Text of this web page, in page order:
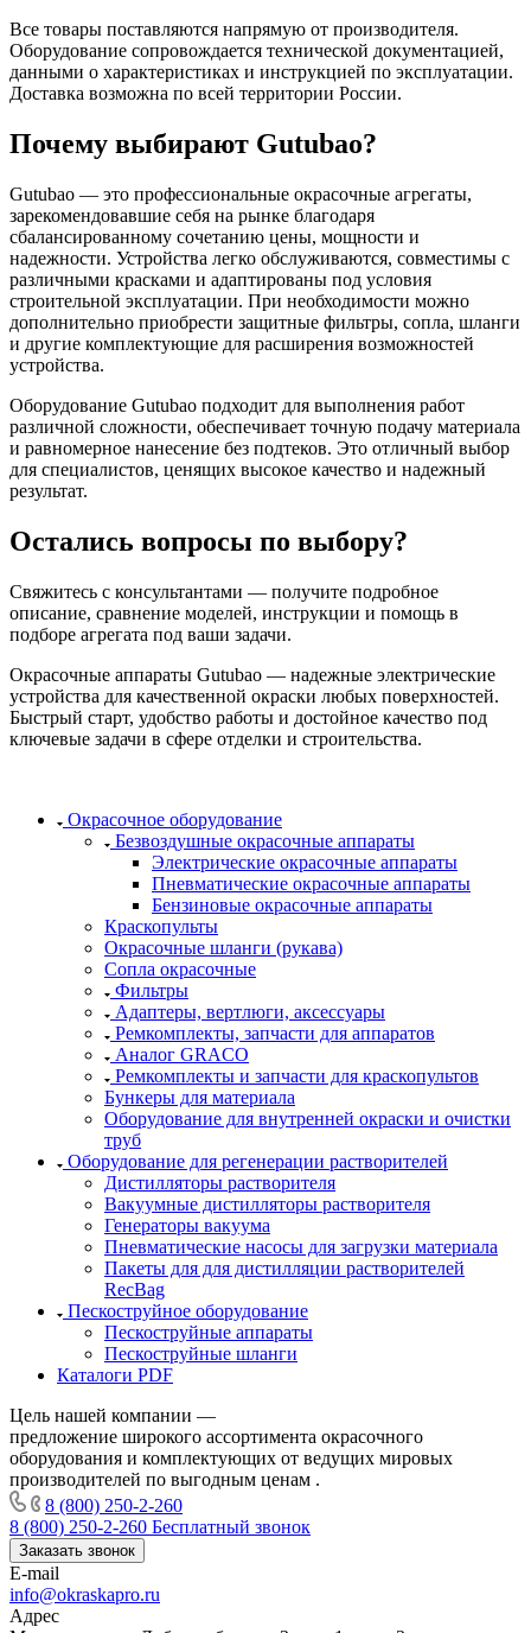
Все товары поставляются напрямую от производителя.
Оборудование сопровождается технической документацией,
данными о характеристиках и инструкцией по эксплуатации.
Доставка возможна по всей территории России.
Почему выбирают Gutubao?
Gutubao — это профессиональные окрасочные агрегаты,
зарекомендовавшие себя на рынке благодаря
сбалансированному сочетанию цены, мощности и
надежности. Устройства легко обслуживаются, совместимы с
различными красками и адаптированы под условия
строительной эксплуатации. При необходимости можно
дополнительно приобрести защитные фильтры, сопла, шланги
и другие комплектующие для расширения возможностей
устройства.
Оборудование Gutubao подходит для выполнения работ
различной сложности, обеспечивает точную подачу материала
и равномерное нанесение без подтеков. Это отличный выбор
для специалистов, ценящих высокое качество и надежный
результат.
Остались вопросы по выбору?
Свяжитесь с консультантами — получите подробное
описание, сравнение моделей, инструкции и помощь в
подборе агрегата под ваши задачи.
Окрасочные аппараты Gutubao — надежные электрические
устройства для качественной окраски любых поверхностей.
Быстрый старт, удобство работы и достойное качество под
ключевые задачи в сфере отделки и строительства.
Окрасочное оборудование
Безвоздушные окрасочные аппараты
Электрические окрасочные аппараты
Пневматические окрасочные аппараты
Бензиновые окрасочные аппараты
Краскопульты
Окрасочные шланги (рукава)
Сопла окрасочные
Фильтры
Адаптеры, вертлюги, аксессуары
Ремкомплекты, запчасти для аппаратов
Аналог GRACO
Ремкомплекты и запчасти для краскопультов
Бункеры для материала
Оборудование для внутренней окраски и очистки
труб
Оборудование для регенерации растворителей
Дистилляторы растворителя
Вакуумные дистилляторы растворителя
Генераторы вакуума
Пневматические насосы для загрузки материала
Пакеты для для дистилляции растворителей
RecBag
Пескоструйное оборудование
Пескоструйные аппараты
Пескоструйные шланги
Каталоги PDF
Цель нашей компании —
предложение широкого ассортимента окрасочного
оборудования и комплектующих от ведущих мировых
производителей по выгодным ценам .
8 (800) 250-2-260
8 (800) 250-2-260 Бесплатный звонок
Заказать звонок
E-mail
info@okraskapro.ru
Адрес